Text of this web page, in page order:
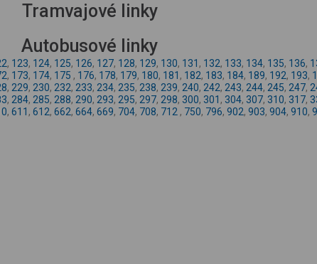
Tramvajové linky
Autobusové linky
, 123, 124, 125, 126, 127, 128, 129, 130, 131 , 132, 133, 134, 135, 136,
, 173, 174, 175 , 176, 178, 179, 180, 181 , 182, 183, 184, 189, 192, 193,
, 229, 230, 232, 233, 234, 235, 238, 239, 240, 242, 243, 244, 245, 247,
, 284, 285, 288, 290, 293, 295, 297, 298, 300, 301 , 304, 307, 310, 317,
, 611 , 612, 662, 664, 669, 704, 708, 712 , 750, 796, 902, 903, 904, 910,